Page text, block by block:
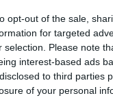
opt-out of the sale,
for targeted
selection. Please note
interest-based ads
to third parties
of your personal